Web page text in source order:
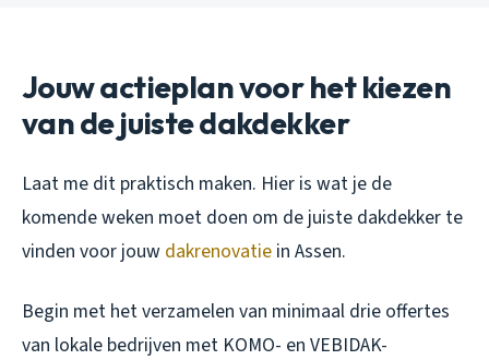
Jouw actieplan voor het kiezen
van de juiste dakdekker
Laat me dit praktisch maken. Hier is wat je de
komende weken moet doen om de juiste dakdekker te
vinden voor jouw dakrenovatie in Assen.
Begin met het verzamelen van minimaal drie offertes
van lokale bedrijven met KOMO- en VEBIDAK-